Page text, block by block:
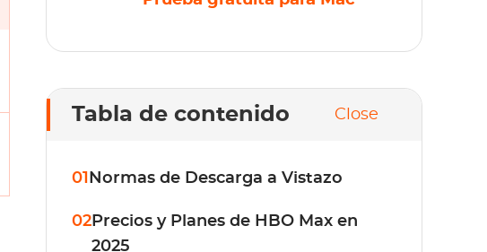
Tabla de contenido Close
01 Normas de Descarga a Vistazo
02 Precios y Planes de HBO Max en
2025